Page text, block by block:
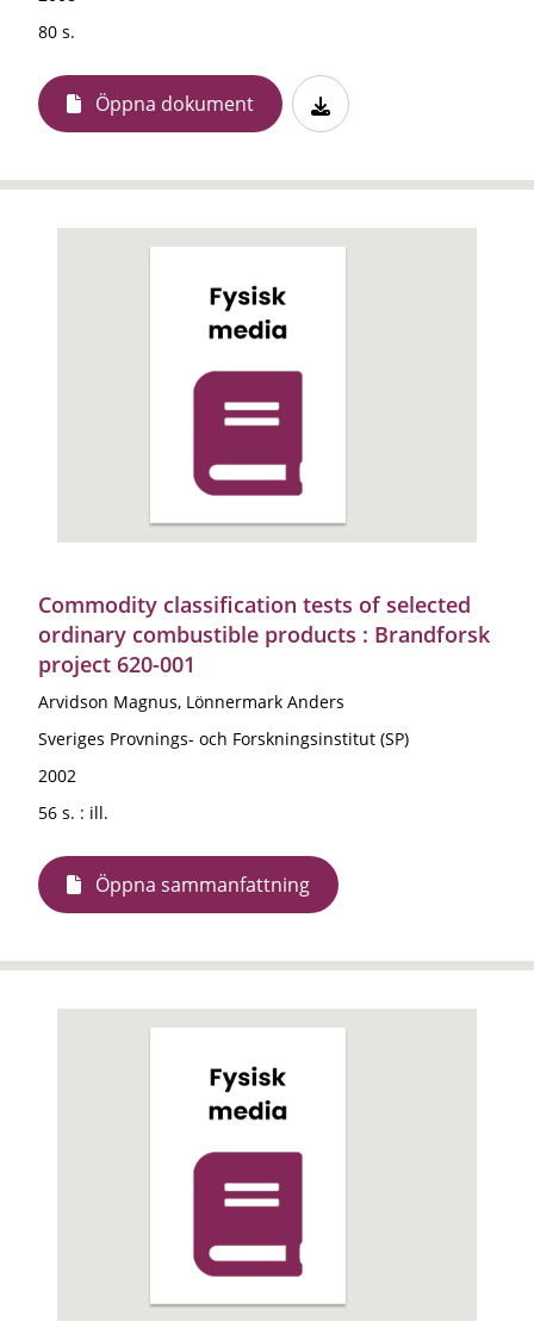
80 s.
Öppna dokument
Commodity classification tests of selected
ordinary combustible products : Brandforsk
project 620-001
Arvidson Magnus, Lönnermark Anders
Sveriges Provnings- och Forskningsinstitut (SP)
2002
56 s. : ill.
Öppna sammanfattning